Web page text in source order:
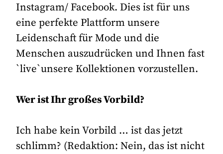
Instagram/ Facebook. Dies ist für uns
eine perfekte Plattform unsere
Leidenschaft für Mode und die
Menschen auszudrücken und Ihnen fast
`live`unsere Kollektionen vorzustellen.
Wer ist Ihr großes Vorbild?
Ich habe kein Vorbild … ist das jetzt
schlimm? (Redaktion: Nein, das ist nicht